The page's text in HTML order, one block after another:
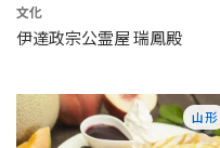
文化
伊達政宗公霊屋 瑞鳳殿
山形